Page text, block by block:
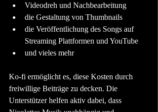
Videodreh und Nachbearbeitung
die Gestaltung von Thumbnails
die Veröffentlichung des Songs auf
Streaming Plattformen und YouTube
und vieles mehr
Ko-fi ermöglicht es, diese Kosten durch
freiwillige Beiträge zu decken. Die
Unterstützer helfen aktiv dabei, dass